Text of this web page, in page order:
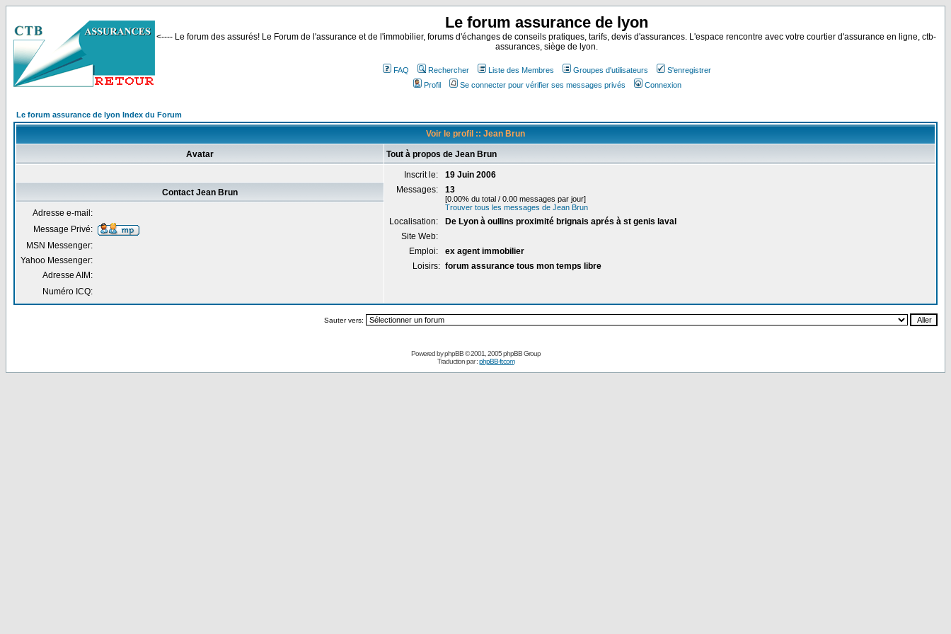
Le forum assurance de lyon
<---- Le forum des assurés! Le Forum de l'assurance et de l'immobilier, forums d'échanges de conseils pratiques, tarifs, devis d'assurances. L'espace rencontre avec votre courtier d'assurance en ligne, ctb-
assurances, siège de lyon.
FAQ Rechercher Liste des Membres Groupes d'utilisateurs
S'enregistrer
Profil
Se connecter pour vérifier ses messages privés Connexion
Le forum assurance de lyon Index du Forum
Voir le profil :: Jean Brun
Avatar Tout à propos de Jean Brun
Inscrit le:
19 Juin 2006
Messages:
13
[0.00% du total / 0.00 messages par jour]
Trouver tous les messages de Jean Brun
Localisation:
De Lyon à oullins proximité brignais aprés à st genis laval
Site Web:
Emploi:
ex agent immobilier
Loisirs: forum assurance tous mon temps libre
Contact Jean Brun
Adresse e-mail:
Message Privé:
MSN Messenger:
Yahoo Messenger:
Adresse AIM:
Numéro ICQ:
Sauter vers:
Powered byphpBB© 2001, 2005 phpBB Group
Traduction par :phpBB-fr.com